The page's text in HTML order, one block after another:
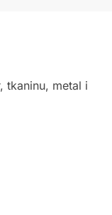
tkaninu, metal i